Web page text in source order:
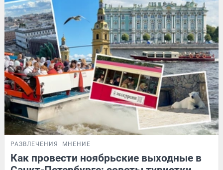
РАЗВЛЕЧЕНИЯ МНЕНИЕ
Как провести ноябрьские выходные в